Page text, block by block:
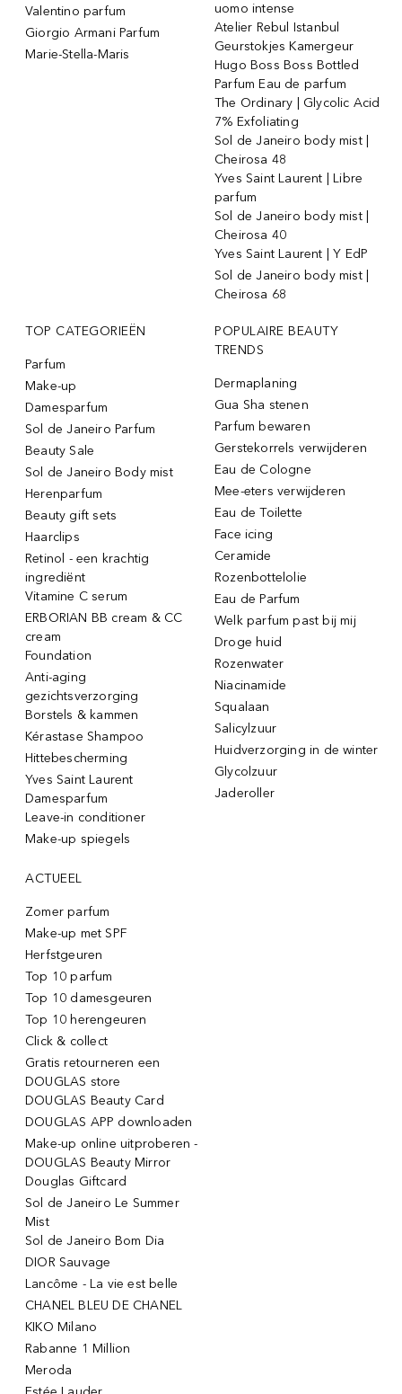
Valentino parfum
Giorgio Armani Parfum
Marie-Stella-Maris
uomo intense
Atelier Rebul Istanbul
Geurstokjes Kamergeur
Hugo Boss Boss Bottled
Parfum Eau de parfum
The Ordinary | Glycolic Acid
7% Exfoliating
Sol de Janeiro body mist |
Cheirosa 48
Yves Saint Laurent | Libre
parfum
Sol de Janeiro body mist |
Cheirosa 40
Yves Saint Laurent | Y EdP
Sol de Janeiro body mist |
Cheirosa 68
TOP CATEGORIEËN
Parfum
Make-up
Damesparfum
Sol de Janeiro Parfum
Beauty Sale
Sol de Janeiro Body mist
Herenparfum
Beauty gift sets
Haarclips
Retinol - een krachtig
ingrediënt
Vitamine C serum
ERBORIAN BB cream & CC
cream
Foundation
Anti-aging
gezichtsverzorging
Borstels & kammen
Kérastase Shampoo
Hittebescherming
Yves Saint Laurent
Damesparfum
Leave-in conditioner
Make-up spiegels
POPULAIRE BEAUTY
TRENDS
Dermaplaning
Gua Sha stenen
Parfum bewaren
Gerstekorrels verwijderen
Eau de Cologne
Mee-eters verwijderen
Eau de Toilette
Face icing
Ceramide
Rozenbottelolie
Eau de Parfum
Welk parfum past bij mij
Droge huid
Rozenwater
Niacinamide
Squalaan
Salicylzuur
Huidverzorging in de winter
Glycolzuur
Jaderoller
ACTUEEL
Zomer parfum
Make-up met SPF
Herfstgeuren
Top 10 parfum
Top 10 damesgeuren
Top 10 herengeuren
Click & collect
Gratis retourneren een
DOUGLAS store
DOUGLAS Beauty Card
DOUGLAS APP downloaden
Make-up online uitproberen -
DOUGLAS Beauty Mirror
Douglas Giftcard
Sol de Janeiro Le Summer
Mist
Sol de Janeiro Bom Dia
DIOR Sauvage
Lancôme - La vie est belle
CHANEL BLEU DE CHANEL
KIKO Milano
Rabanne 1 Million
Meroda